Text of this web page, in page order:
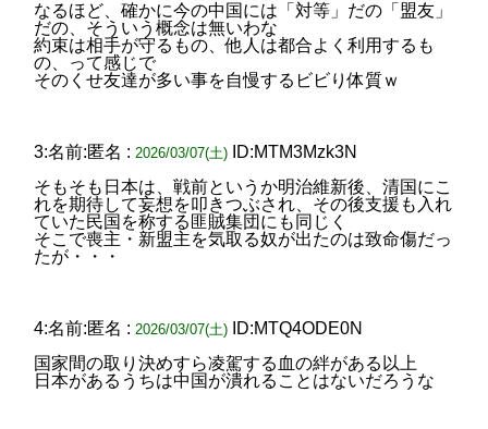
なるほど、確かに今の中国には「対等」だの「盟友」
だの、そういう概念は無いわな
約束は相手が守るもの、他人は都合よく利用するも
の、って感じで
そのくせ友達が多い事を自慢するビビり体質ｗ
3:名前:匿名 : 2026/03/07(土)
ID:MTM3Mzk3N
そもそも日本は、戦前というか明治維新後、清国にこ
れを期待して妄想を叩きつぶされ、その後支援も入れ
ていた民国を称する匪賊集団にも同じく
そこで喪主・新盟主を気取る奴が出たのは致命傷だっ
たが・・・
4:名前:匿名 : 2026/03/07(土)
ID:MTQ4ODE0N
国家間の取り決めすら凌駕する血の絆がある以上
日本があるうちは中国が潰れることはないだろうな